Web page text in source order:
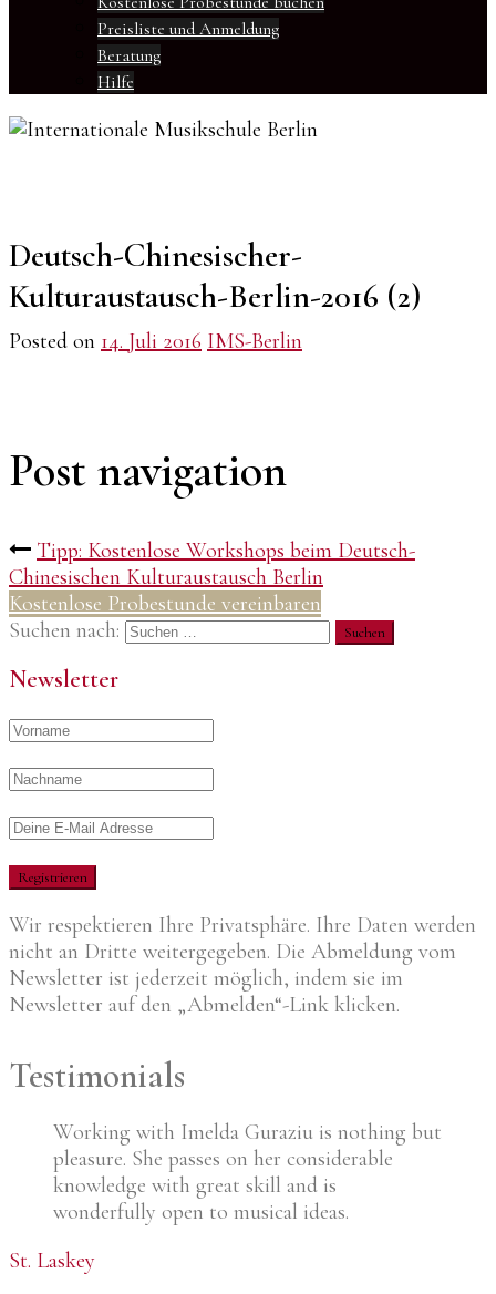
Preisliste und Anmeldung
Beratung
Hilfe
Deutsch-Chinesischer-
Kulturaustausch-Berlin-2016 (2)
Posted on 14. Juli 2016 IMS-Berlin
Post navigation
Tipp: Kostenlose Workshops beim Deutsch-
Chinesischen Kulturaustausch Berlin
Kostenlose Probestunde vereinbaren
Suchen nach:
Newsletter
Wir respektieren Ihre Privatsphäre. Ihre Daten werden
nicht an Dritte weitergegeben. Die Abmeldung vom
Newsletter ist jederzeit möglich, indem sie im
Newsletter auf den „Abmelden“-Link klicken.
Testimonials
Working with Imelda Guraziu is nothing but
pleasure. She passes on her considerable
knowledge with great skill and is
wonderfully open to musical ideas.
St. Laskey